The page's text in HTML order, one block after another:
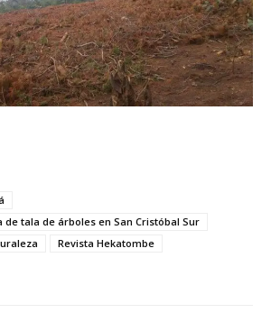
tala de árboles en San Cristóbal Sur
Revista Hekatombe